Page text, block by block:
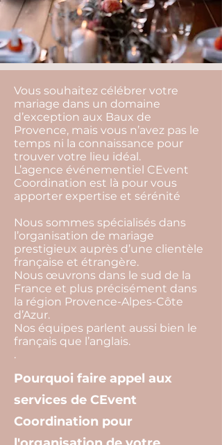
Vous souhaitez célébrer votre
mariage dans un domaine
d’exception aux Baux de
Provence, mais vous n’avez pas le
temps ni la connaissance pour
trouver votre lieu idéal.
L’agence événementiel CEvent
Coordination est là pour vous
apporter expertise et sérénité
Nous sommes spécialisés dans
l’organisation de mariage
prestigieux auprès d’une clientèle
française et étrangère.
Nous œuvrons dans le sud de la
France et plus précisément dans
la région Provence-Alpes-Côte
d’Azur.
Nos équipes parlent aussi bien le
français que l’anglais.
.
Pourquoi faire appel aux
services de CEvent
Coordination pour